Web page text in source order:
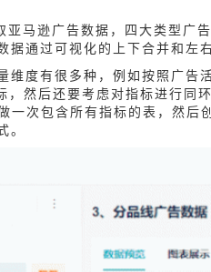
马逊广告数据，四大类型广
据通过可视化的上下合并和
维度有很多种，例如按照广
然后还要考虑对指标进行同
一次包含所有指标的表，然